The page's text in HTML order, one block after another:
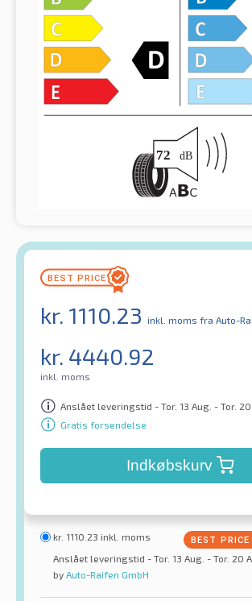
kr. 1110.23 inkl. moms fra Auto-
kr. 4440.92
inkl. moms
Anslået leveringstid - Tor. 13 Aug. - Tor. 20
Gratis forsendelse
Indkøbskurv
kr. 1110.23 inkl. moms
Anslået leveringstid - Tor. 13 Aug. - Tor. 20
by Auto-Raifen GmbH